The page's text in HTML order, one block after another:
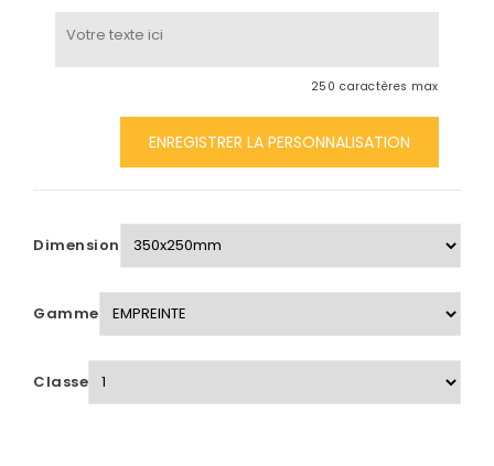
250 caractères max
ENREGISTRER LA PERSONNALISATION
Dimension
Gamme
Classe